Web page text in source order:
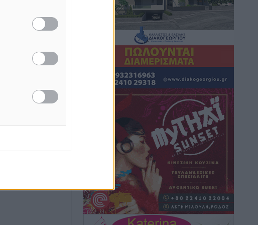
ΣΚΟΕ: Σαββατοκύριακο με αγώνες από
πριν 2 ώρες
Συνελήφθη 37χρονη στη Ρόδο γιατί
είχε αφήσει τα τρία ανήλικα παιδιά της
χωρίς επιτήρηση
Τοπικές Ειδήσεις πριν 2 ώρες
Σταυρός Καλυθιών: Απέκτησε την
Φωτεινή Πιζάνια
Αθλητικά• πριν 3 ώρες
Το Yucatan Show έρχεται στη Ρόδο με
τον Frankie Lluc
Πολιτιστικά• πριν 4 ώρες